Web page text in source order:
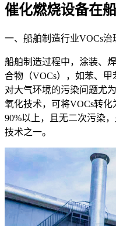
催化燃烧设备在
一、船舶制造行业VOCs
船舶制造过程中，涂装、
合物（VOCs），如苯、
对大气环境的污染问题尤
氧化技术，可将VOCs转化
90%以上，且无二次污染
技术之一。